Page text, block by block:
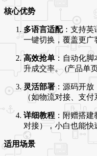
核心优势
多语言适配：支持英
一键切换，覆盖更广
高效抢单：自动化脚
升成交率。 (产品单
灵活部署：源码开放
（如物流对接、支
详细教程 ：附赠搭
对接），小白也能
适用场景